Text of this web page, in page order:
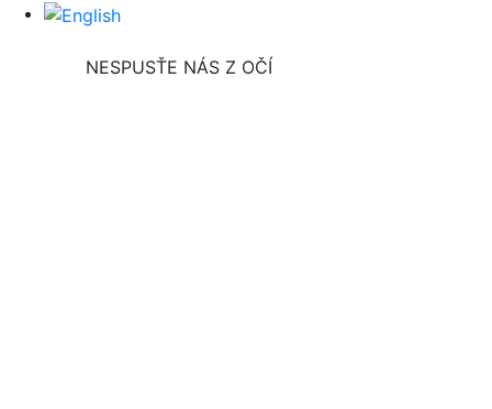
NESPUSŤE NÁS Z OČÍ